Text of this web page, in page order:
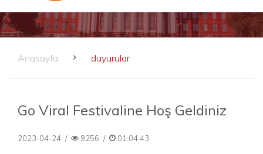
Anasayfa duyurular
Go Viral Festivaline Hoş Geldiniz
2023-04-24 / 9256 / 01:04:43